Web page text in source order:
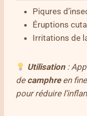
Piqures
Éruptions
Irritations de
Utilisation:
de camphreen
pour réduire